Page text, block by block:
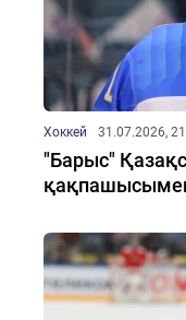
Хоккей 31.07.2026,
"Барыс"